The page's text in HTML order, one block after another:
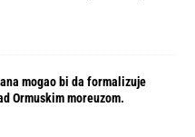
mogao bi da formalizuje
Ormuskim moreuzom.